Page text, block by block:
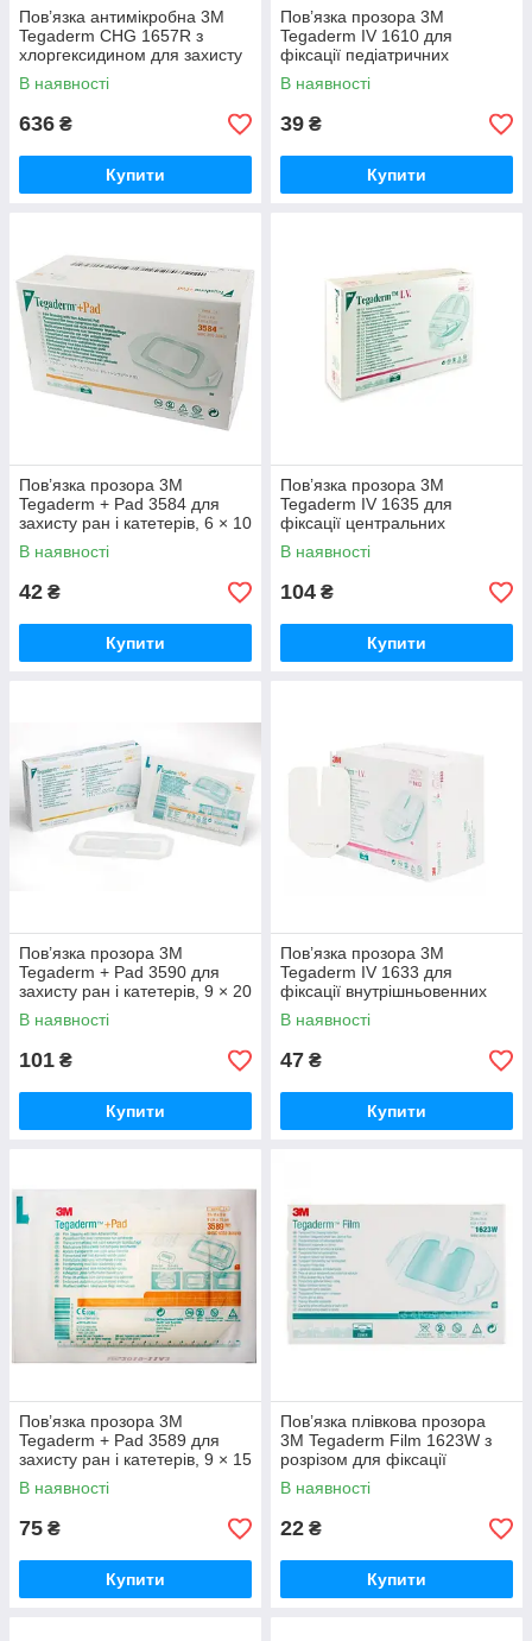
Пов’язка антимікробна 3M
Tegaderm CHG 1657R з
хлоргексидином для захисту
та фіксації катетерів, 8,5 ×
11,5 см, №25.
В наявності
636 ₴
Купити
Пов’язка прозора 3M
Tegaderm IV 1610 для
фіксації педіатричних
катетерів з принтом, 5 × 5,7
см.
В наявності
39 ₴
Купити
Пов’язка прозора 3M
Tegaderm + Pad 3584 для
захисту ран і катетерів, 6 × 10
см, №50
В наявності
42 ₴
Купити
Пов’язка прозора 3M
Tegaderm IV 1635 для
фіксації центральних
катетерів, 8,5 × 10,5 см, №50
В наявності
104 ₴
Купити
Пов’язка прозора 3M
Tegaderm + Pad 3590 для
захисту ран і катетерів, 9 × 20
см, №25
В наявності
101 ₴
Купити
Пов’язка прозора 3M
Tegaderm IV 1633 для
фіксації внутрішньовенних
катетерів, 7 × 8,5 см, №100
В наявності
47 ₴
Купити
Пов’язка прозора 3M
Tegaderm + Pad 3589 для
захисту ран і катетерів, 9 × 15
см, №25
В наявності
75 ₴
Купити
Пов’язка плівкова прозора
3M Tegaderm Film 1623W з
розрізом для фіксації
медичних виробів, 6 × 7 см,
стерильна, №100.
В наявності
22 ₴
Купити